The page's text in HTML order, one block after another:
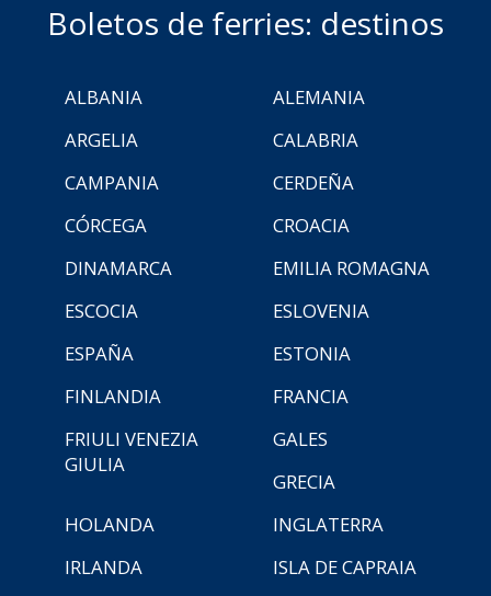
Boletos de ferries: destinos
ALBANIA
ALEMANIA
ARGELIA
CALABRIA
CAMPANIA
CERDEÑA
CÓRCEGA
CROACIA
DINAMARCA
EMILIA ROMAGNA
ESCOCIA
ESLOVENIA
ESPAÑA
ESTONIA
FINLANDIA
FRANCIA
FRIULI VENEZIA
GIULIA
GALES
GRECIA
HOLANDA
INGLATERRA
IRLANDA
ISLA DE CAPRAIA